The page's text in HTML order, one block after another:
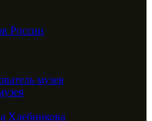
России
музея
Хлебникова